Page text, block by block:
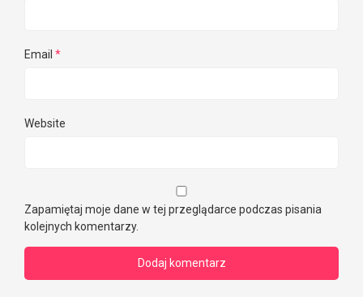
Email *
Website
Zapamiętaj moje dane w tej przeglądarce podczas pisania
kolejnych komentarzy.